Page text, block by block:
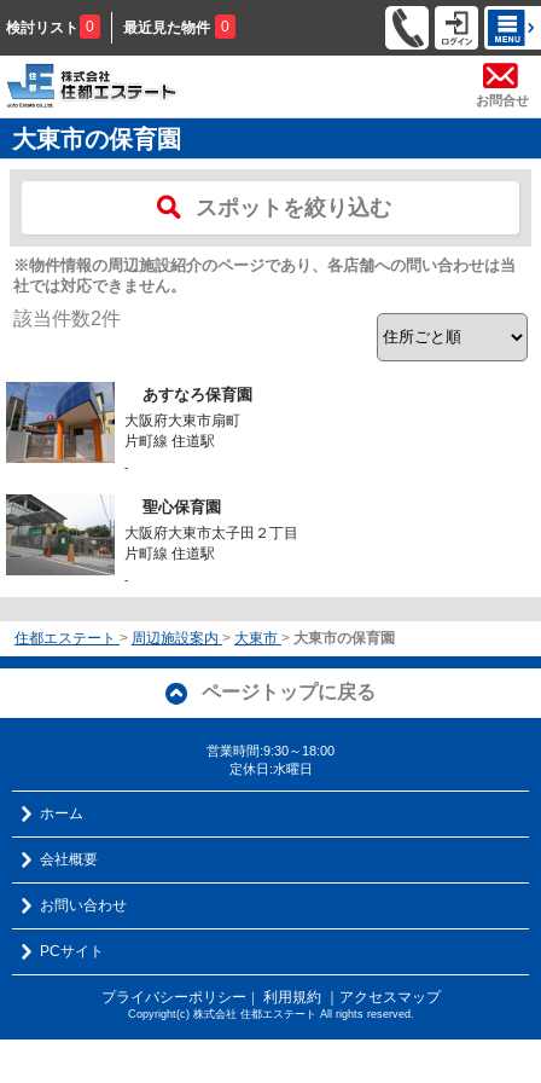
検討リスト 0 最近見た物件 0
お問合せ
大東市の保育園
スポットを絞り込む
※物件情報の周辺施設紹介のページであり、各店舗への問い合わせは当
社では対応できません。
該当件数2件
あすなろ保育園
大阪府大東市扇町
片町線 住道駅
-
聖心保育園
大阪府大東市太子田２丁目
片町線 住道駅
-
住都エステート > 周辺施設案内 > 大東市 > 大東市の保育園
ページトップに戻る
営業時間:9:30～18:00
定休日:水曜日
ホーム
会社概要
お問い合わせ
PCサイト
プライバシーポリシー ｜ 利用規約 ｜アクセスマップ
Copyright(c) 株式会社 住都エステート All rights reserved.